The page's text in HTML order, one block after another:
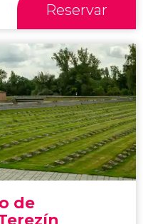
Reservar
de